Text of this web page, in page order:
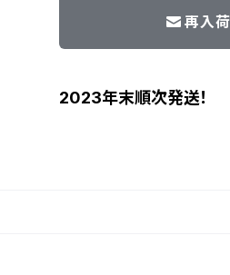
再入
2023年末順次発送！